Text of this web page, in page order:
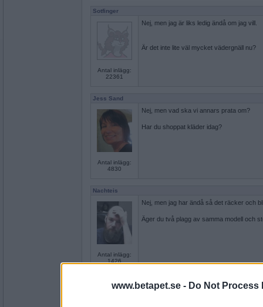
www.betapet.se - Do Not Process
Sotfinger
Antal inlägg:
22361
Nej, men jag är liks ledig ändå om jag vill.
Är det inte lite väl mycket vädergnäll nu?
Jess Sand
Antal inlägg:
4830
Nej, men vad ska vi annars prata om?
Har du shoppat kläder idag?
Nachteis
Antal inlägg:
1426
Nej, men jag har ändå så det räcker och
Äger du två plagg av samma modell och
Jess Sand